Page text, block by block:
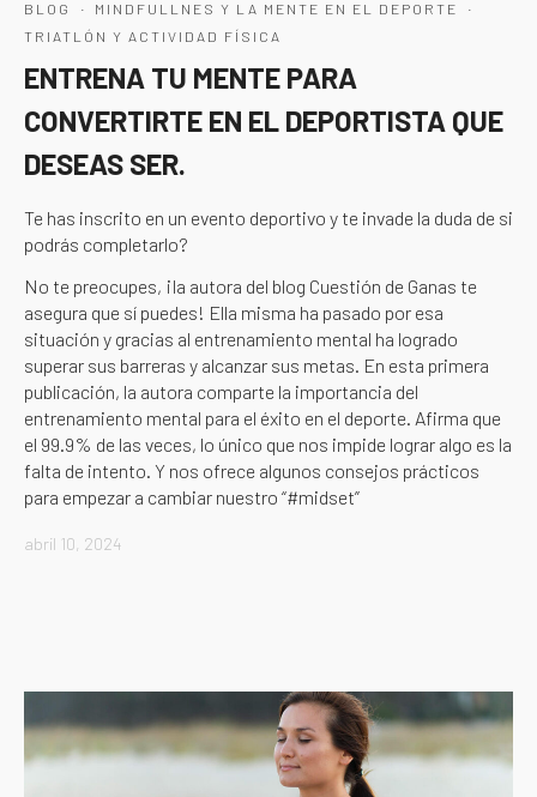
BLOG · MINDFULLNES Y LA MENTE EN EL DEPORTE ·
TRIATLÓN Y ACTIVIDAD FÍSICA
ENTRENA TU MENTE PARA
CONVERTIRTE EN EL DEPORTISTA QUE
DESEAS SER.
Te has inscrito en un evento deportivo y te invade la duda de si
podrás completarlo?
No te preocupes, ¡la autora del blog Cuestión de Ganas te
asegura que sí puedes! Ella misma ha pasado por esa
situación y gracias al entrenamiento mental ha logrado
superar sus barreras y alcanzar sus metas. En esta primera
publicación, la autora comparte la importancia del
entrenamiento mental para el éxito en el deporte. Afirma que
el 99.9% de las veces, lo único que nos impide lograr algo es la
falta de intento. Y nos ofrece algunos consejos prácticos
para empezar a cambiar nuestro “#midset”
abril 10, 2024